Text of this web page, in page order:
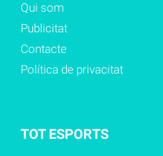
Qui som
Publicitat
Contacte
Política de privacitat
TOT ESPORTS